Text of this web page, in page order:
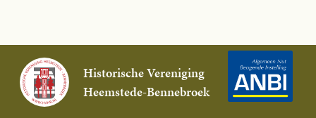
Historische Vereniging
Heemstede-Bennebroek